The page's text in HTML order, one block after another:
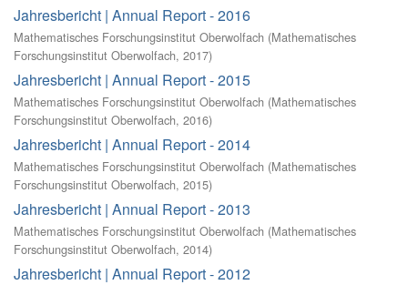
Jahresbericht | Annual Report - 2016
Mathematisches Forschungsinstitut Oberwolfach (Mathematisches
Forschungsinstitut Oberwolfach, 2017)
Jahresbericht | Annual Report - 2015
Mathematisches Forschungsinstitut Oberwolfach (Mathematisches
Forschungsinstitut Oberwolfach, 2016)
Jahresbericht | Annual Report - 2014
Mathematisches Forschungsinstitut Oberwolfach (Mathematisches
Forschungsinstitut Oberwolfach, 2015)
Jahresbericht | Annual Report - 2013
Mathematisches Forschungsinstitut Oberwolfach (Mathematisches
Forschungsinstitut Oberwolfach, 2014)
Jahresbericht | Annual Report - 2012